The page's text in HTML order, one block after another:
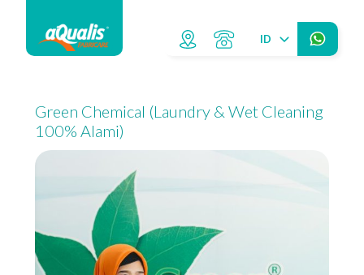
ID
Green Chemical (Laundry & Wet Cleaning
100% Alami)